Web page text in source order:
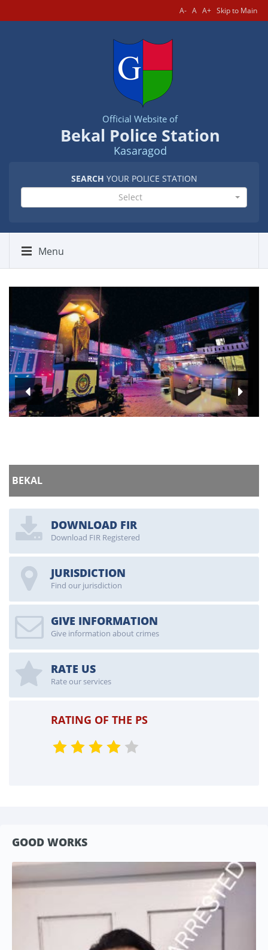
A- A A+ Skip to Main
Official Website of
Bekal Police Station
Kasaragod
SEARCH YOUR POLICE STATION
Select
Menu
BEKAL
DOWNLOAD FIR
Download FIR Registered
JURISDICTION
Find our jurisdiction
GIVE INFORMATION
Give information about crimes
RATE US
Rate our services
RATING OF THE PS
GOOD WORKS